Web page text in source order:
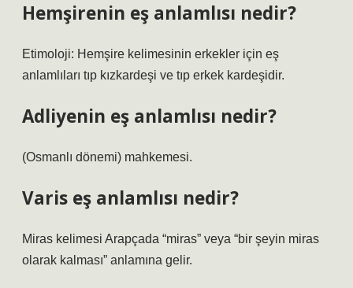
Hemşirenin eş anlamlısı nedir?
Etimoloji: Hemşire kelimesinin erkekler için eş
anlamlıları tıp kızkardeşi ve tıp erkek kardeşidir.
Adliyenin eş anlamlısı nedir?
(Osmanlı dönemi) mahkemesi.
Varis eş anlamlısı nedir?
Miras kelimesi Arapçada “miras” veya “bir şeyin miras
olarak kalması” anlamına gelir.